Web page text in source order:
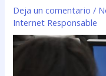
Deja un comentario /
Internet Responsable